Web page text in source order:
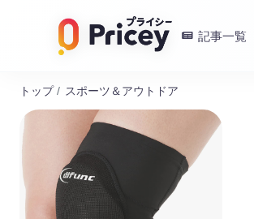
記事一覧
トップ / スポーツ＆アウトドア